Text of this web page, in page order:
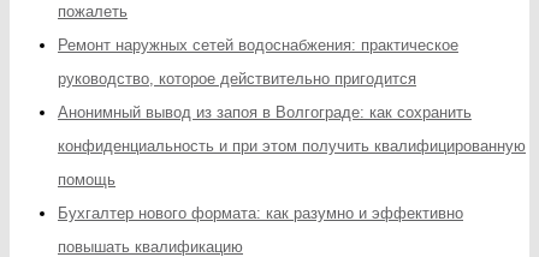
пожалеть
Ремонт наружных сетей водоснабжения: практическое
руководство, которое действительно пригодится
Анонимный вывод из запоя в Волгограде: как сохранить
конфиденциальность и при этом получить квалифицированную
помощь
Бухгалтер нового формата: как разумно и эффективно
повышать квалификацию